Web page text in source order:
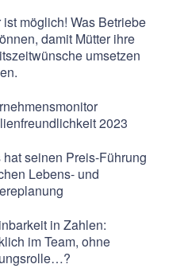
ist möglich! Was Betriebe
damit Mütter ihre
umsetzen
2023
seinen Preis-Führung
Lebens- und
in Zahlen:
im Team, ohne